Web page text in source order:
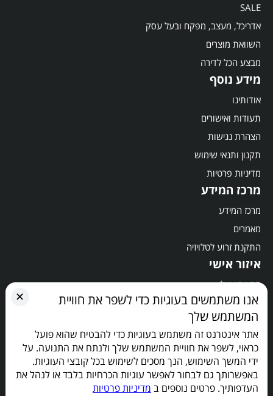
SALE
אדריכל, מעצב, מפקח ובעל עסק
השוואת מוצרים
מבצע הכל לדירה
מידע נוסף
אודותינו
תעודות ואישורים
הצהרת נגישות
תקנון ותנאי שימוש
מדיניות פרטיות
מרכז המידע
מרכז המידע
מאמרים
התקנת זרוע לטלויזיה
איזור אישי
החשבון שלי
סל קניות
תשלום
הישארו מעודכנים
✕
אנו משתמשים בעוגיות כדי לשפר את חוויית
המשתמש שלך
אתר אינטרנט זה משתמש בעוגיות כדי להבטיח שהוא פועל
כראוי, לשפר את חוויית המשתמש שלך ולנתח את התנועה. על
ידי המשך השימוש, הנך מסכים לשימוש בכל קובצי העוגיות.
באפשרותך גם לבחור לאפשר עוגיות הכרחיות בלבד או לנהל את
העדפותיך. פרטים נוספים ב מדיניות פרטיות